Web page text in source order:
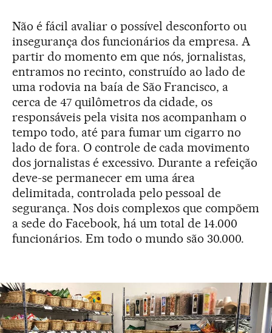
Não é fácil avaliar o possível desconforto ou
insegurança dos funcionários da empresa. A
partir do momento em que nós, jornalistas,
entramos no recinto, construído ao lado de
uma rodovia na baía de São Francisco, a
cerca de 47 quilômetros da cidade, os
responsáveis pela visita nos acompanham o
tempo todo, até para fumar um cigarro no
lado de fora. O controle de cada movimento
dos jornalistas é excessivo. Durante a refeição
deve-se permanecer em uma área
delimitada, controlada pelo pessoal de
segurança. Nos dois complexos que compõem
a sede do Facebook, há um total de 14.000
funcionários. Em todo o mundo são 30.000.